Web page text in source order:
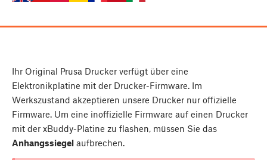
Ihr Original Prusa Drucker verfügt über eine
Elektronikplatine mit der Drucker-Firmware. Im
Werkszustand akzeptieren unsere Drucker nur offizielle
Firmware. Um eine inoffizielle Firmware auf einen Drucker
mit der xBuddy-Platine zu flashen, müssen Sie das
Anhangssiegel aufbrechen.